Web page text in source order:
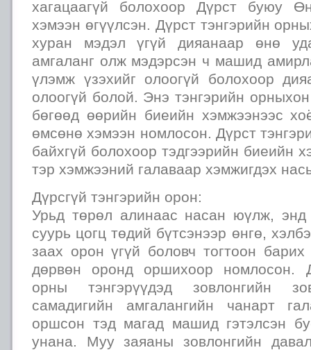
хагацаагүй болохоор Дүрст буюу
хэмээн өгүүлсэн. Дүрст тэнгэрийн
хуран мэдэл үгүй дияанаар өнө
амгаланг олж мэдэрсэн ч машид
үлэмж үзэхийг олоогүй болохоор
олоогүй болой. Энэ тэнгэрийн орныхон
бөгөөд өөрийн биеийн хэмжээнээс
өмсөнө хэмээн номлосон. Дүрст
байхгүй болохоор тэдгээрийн биеийн
тэр хэмжээний галаваар хэмжигдэх
Дүрсгүй тэнгэрийн орон:
Урьд төрөл алинаас насан юүлж,
суурь цогц төдий бүтсэнээр өнгө,
заах орон үгүй боловч тогтоон барих
дөрвөн оронд оршихоор номлосон.
орны тэнгэрүүдэд зовлонгийн
самадигийн амгалангийн чанарт
оршсон тэд магад машид гэтэлсэн
унана. Муу заяаны зовлонгийн